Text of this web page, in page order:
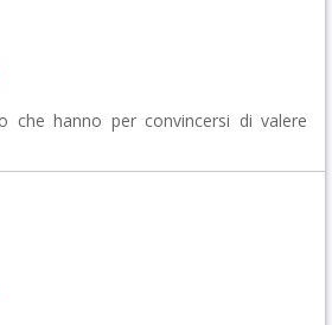
che hanno per convincersi di valere